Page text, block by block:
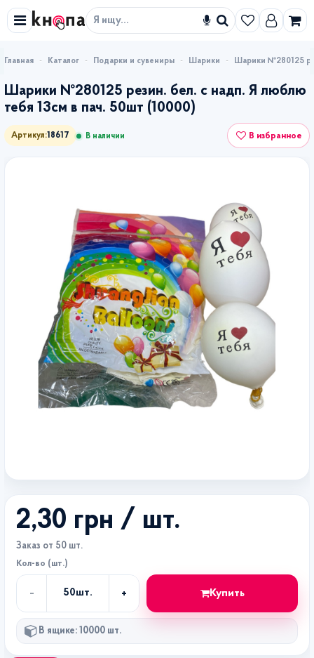
Искать
Каталог Подарки и сувениры Шарики Шарики №280125
Шарики №280125 резин. бел. с надп. Я люблю
тебя 13см в пач. 50шт (10000)
Артикул: 18617 В наличии В избранное
2,30 грн / шт.
Заказ от 50 шт.
Кол-во (шт.)
-
во
50шт. + Купить
В ящике: 10000 шт.